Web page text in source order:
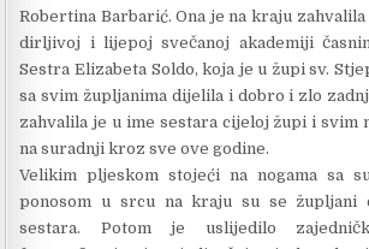
Robertina Barbarić. Ona je na kraju
dirljivoj i lijepoj svečanoj akademiji
Sestra Elizabeta Soldo, koja je u župi sv.
sa svim župljanima dijelila i dobro i zlo
zahvalila je u ime sestara cijeloj župi i svim
na suradnji kroz sve ove godine.
Velikim pljeskom stojeći na nogama sa
ponosom u srcu na kraju su se župljani
sestara. Potom je uslijedilo